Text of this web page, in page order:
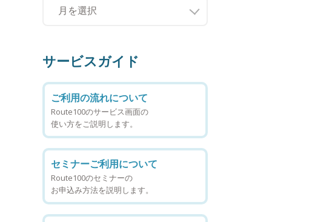
サービスガイド
ご利用の流れについて
Route100のサービス画面の
使い方をご説明します。
セミナーご利用について
Route100のセミナーの
お申込み方法を説明します。